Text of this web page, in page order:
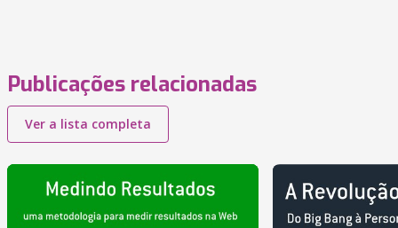
Publicações relacionadas
Ver a lista completa